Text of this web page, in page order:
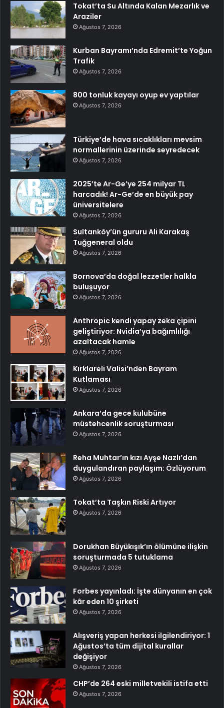
Tokat’ta Su Altında Kalan Mezarlık ve
Araziler
Ağustos 7, 2026
Kurban Bayramı’nda Edremit’te Yoğun
Trafik
Ağustos 7, 2026
800 tonluk kayayı oyup ev yaptılar
Ağustos 7, 2026
Türkiye’de hava sıcaklıkları mevsim
normallerinin üzerinde seyredecek
Ağustos 7, 2026
2025’te Ar-Ge’ye 254 milyar TL
harcadık! Ar-Ge’de en büyük pay
üniversitelere
Ağustos 7, 2026
Sultanköy’ün gururu Ali Karakaş
Tuğgeneral oldu
Ağustos 7, 2026
Bornova’da doğal lezzetler halkla
buluşuyor
Ağustos 7, 2026
Anthropic kendi yapay zeka çipini
geliştiriyor: Nvidia’ya bağımlılığı
azaltacak hamle
Ağustos 7, 2026
Kırklareli Valisi’nden Bayram
Kutlaması
Ağustos 7, 2026
Ankara’da gece kulubüne
müstehcenlik soruşturması
Ağustos 7, 2026
Reha Muhtar’ın kızı Ayşe Nazlı’dan
duygulandıran paylaşım: Özlüyorum
Ağustos 7, 2026
Tokat’ta Taşkın Riski Artıyor
Ağustos 7, 2026
Dorukhan Büyükışık’ın ölümüne ilişkin
soruşturmada 5 tutuklama
Ağustos 7, 2026
Forbes yayınladı: İşte dünyanın en çok
kâr eden 10 şirketi
Ağustos 7, 2026
Alışveriş yapan herkesi ilgilendiriyor: 1
Ağustos’ta tüm dijital kurallar
değişiyor
Ağustos 7, 2026
CHP’de 264 eski milletvekili istifa etti
Ağustos 7, 2026